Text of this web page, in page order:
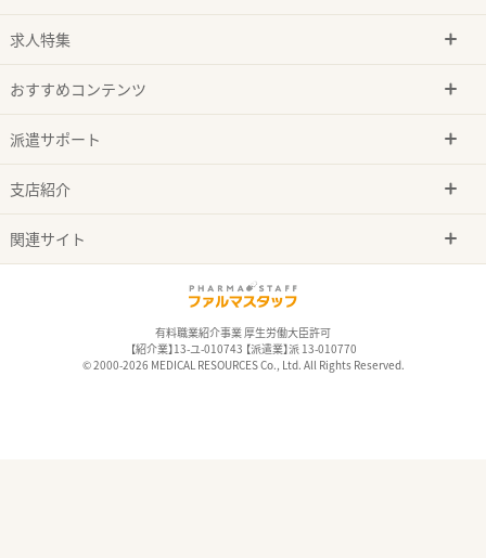
求人特集
おすすめコンテンツ
派遣サポート
支店紹介
関連サイト
有料職業紹介事業 厚生労働大臣許可
【紹介業】13-ユ-010743 【派遣業】派 13-010770
© 2000-2026 MEDICAL RESOURCES Co., Ltd. All Rights Reserved.